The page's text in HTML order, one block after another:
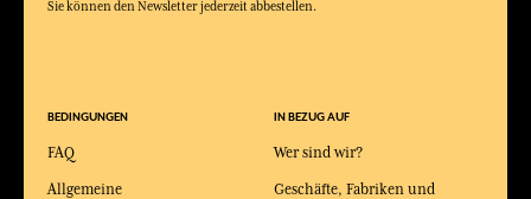
Sie können den Newsletter jederzeit abbestellen.
BEDINGUNGEN
FAQ
Allgemeine
IN BEZUG AUF
Wer sind wir?
Geschäfte, Fabriken und